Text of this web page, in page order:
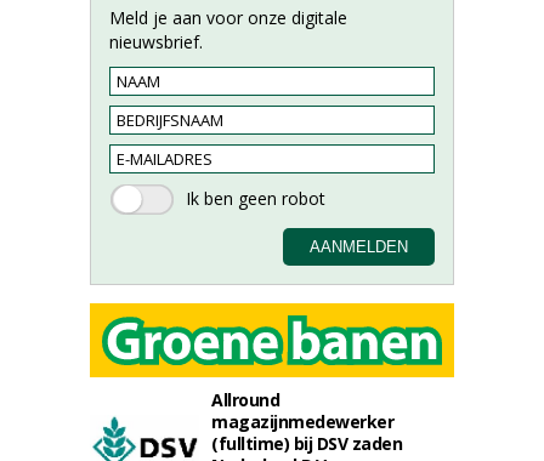
Meld je aan voor onze digitale
nieuwsbrief.
Allround
magazijnmedewerker
(fulltime) bij DSV zaden